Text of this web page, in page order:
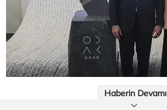
Haberin Devamı